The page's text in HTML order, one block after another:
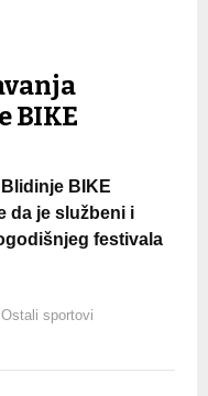
BIKE
BIKE
da je službeni i
festivala
Ostali sportovi